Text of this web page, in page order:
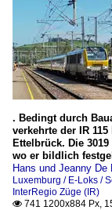
. Bedingt durch
verkehrte der IR
Ettelbrück. Die
wo er bildlich
Hans und Jeanny De
Luxemburg / E-Loks /
InterRegio Züge (IR)
 741 1200x884 Px,